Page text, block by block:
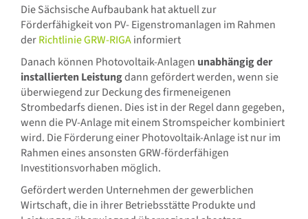
Die Sächsische Aufbaubank hat aktuell zur
Förderfähigkeit von PV- Eigenstromanlagen im Rahmen
derRichtlinie GRW-RIGAinformiert
Danach können Photovoltaik-Anlagen unabhängig der
installierten Leistungdann gefördert werden, wenn sie
überwiegend zur Deckung des firmeneigenen
Strombedarfs dienen. Dies ist in der Regel dann gegeben,
wenn die PV-Anlage mit einem Stromspeicher kombiniert
wird. Die Förderung einer Photovoltaik-Anlage ist nur im
Rahmen eines ansonsten GRW-förderfähigen
Investitionsvorhaben möglich.
Gefördert werden Unternehmen der gewerblichen
Wirtschaft, die in ihrer Betriebsstätte Produkte und